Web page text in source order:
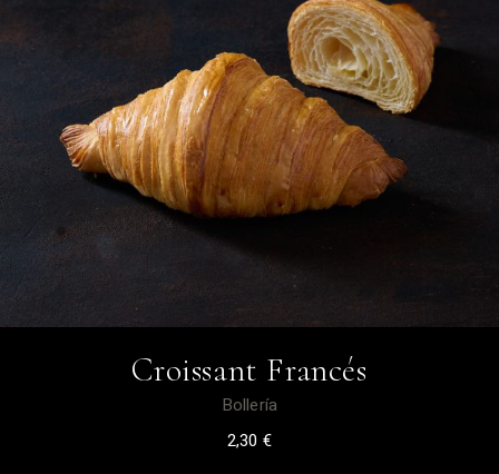
Croissant Francés
Bollería
2,30 €